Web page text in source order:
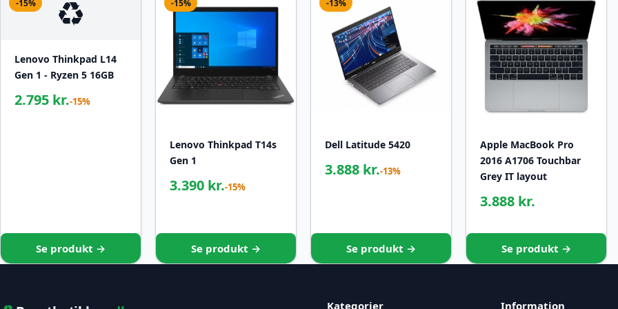
-15% ♻️
Lenovo Thinkpad L14
Gen 1 - Ryzen 5 16GB
2.795 kr.-15%
Se produkt →
-15%
Lenovo Thinkpad T14s
Gen 1
3.390 kr.-15%
Se produkt →
-13%
Dell Latitude 5420
3.888 kr.-13%
Se produkt →
Apple MacBook Pro
2016 A1706 Touchbar
Grey IT layout
3.888 kr.
Se produkt →
Kategorier Information